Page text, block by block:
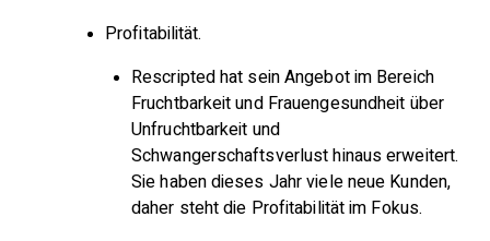
Profitabilität.
Rescripted hat sein Angebot im Bereich
Fruchtbarkeit und Frauengesundheit über
Unfruchtbarkeit und
Schwangerschaftsverlust hinaus erweitert.
Sie haben dieses Jahr viele neue Kunden,
daher steht die Profitabilität im Fokus.